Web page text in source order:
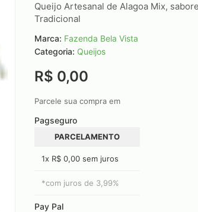
Queijo Artesanal de Alagoa Mix,
Tradicional
Marca: Fazenda Bela Vista
Categoria: Queijos
R$ 0,00
Parcele sua compra em
Pagseguro
PARCELAMENTO
1x R$ 0,00 sem juros
*com juros de 3,99%
Pay Pal